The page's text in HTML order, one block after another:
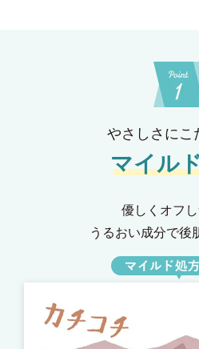
やさしさにこ
マイル
優しくオフし
うるおい成分で後